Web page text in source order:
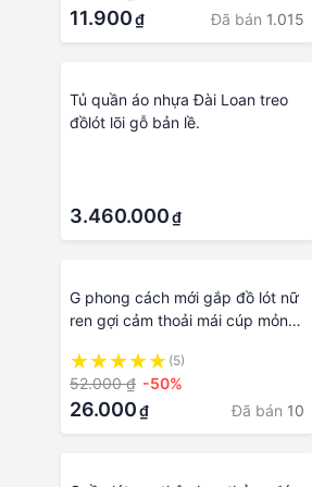
11.900₫ Đã bán 1.015
Tủ quần áo nhựa Đài Loan treo
đồlót lõi gỗ bản lề.
3.460.000₫
G phong cách mới gắp đồ lót nữ
ren gợi cảm thoải mái cúp mỏng
ngực đáng yêu nơ đẩy lên đồ lót
liền mạch nữ bralette
(5)
52.000 ₫ -50%
26.000₫ Đã bán 10